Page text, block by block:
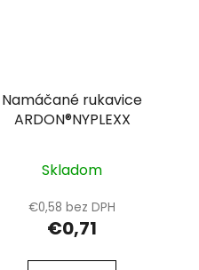
Namáčané rukavice
ARDON®NYPLEXX
Skladom
€0,58 bez DPH
€0,71